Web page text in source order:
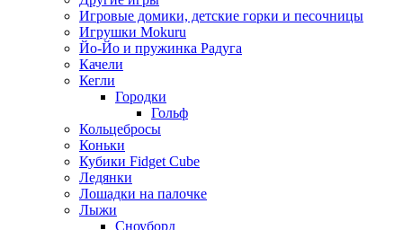
Игровые домики, детские горки и песочницы
Игрушки Mokuru
Йо-Йо и пружинка Радуга
Качели
Кегли
Городки
Гольф
Кольцебросы
Коньки
Кубики Fidget Cube
Ледянки
Лошадки на палочке
Лыжи
Сноуборд